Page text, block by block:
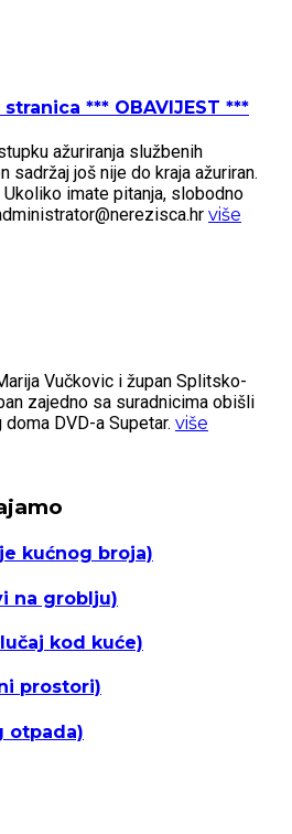
*** OBAVIJEST ***
ažuriranja službenih
sadržaj još nije do kraja ažuriran.
imate pitanja, slobodno
više
Vučkovic i župan Splitsko-
zajedno sa suradnicima obišli
DVD-a Supetar. više
kućnog broja)
na groblju)
kod kuće)
prostori)
otpada)